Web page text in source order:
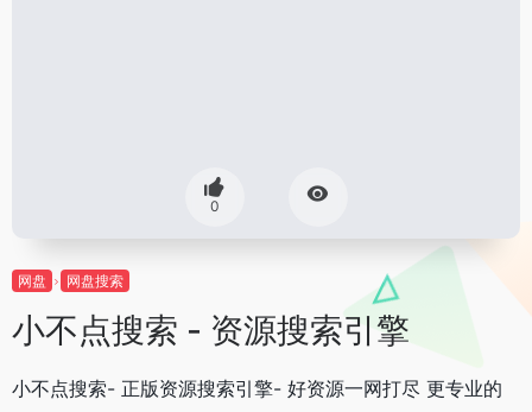
0
网盘 网盘搜索
小不点搜索 - 资源搜索引擎
小不点搜索- 正版资源搜索引擎- 好资源一网打尽 更专业的